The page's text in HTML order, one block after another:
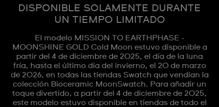
DISPONIBLE SOLAMENTE DURANTE
UN TIEMPO LIMITADO
El modelo MISSION TO EARTHPHASE -
MOONSHINE GOLD Cold Moon estuvo disponible a
partir del 4 de diciembre de 2025, el día de la luna
fría, hasta el último día del invierno, el 20 de marzo
de 2026, en todas las tiendas Swatch que vendían la
colección Bioceramic MoonSwatch. Para añadir un
toque divertido, a partir del 4 de diciembre de 2025,
este modelo estuvo disponible en tiendas de todo el